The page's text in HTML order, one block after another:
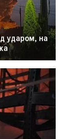
ударом, на